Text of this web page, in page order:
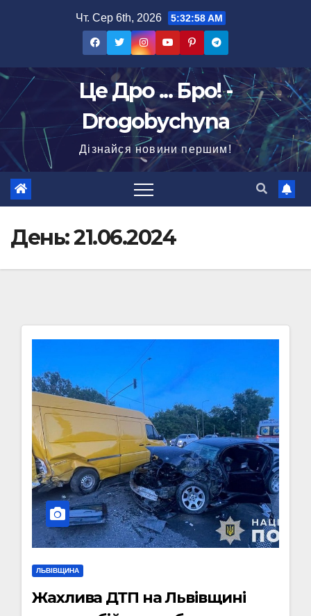
Чт. Сер 6th, 2026 5:32:59 AM
Це Дро ... Бро! -
Drogobychyna
Дізнайся новини першим!
День:21.06.2024
ЛЬВІВЩИНА
Жахлива ДТП на Львівщині